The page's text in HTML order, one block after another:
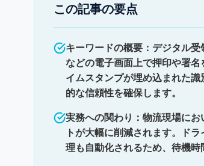
この記事の要点
キーワードの概要：デジタル
などの電子画面上で押印や署
イムスタンプが埋め込まれた
的な信頼性を確保します。
実務への関わり：物流現場に
トが大幅に削減されます。ド
理も自動化されるため、待機時